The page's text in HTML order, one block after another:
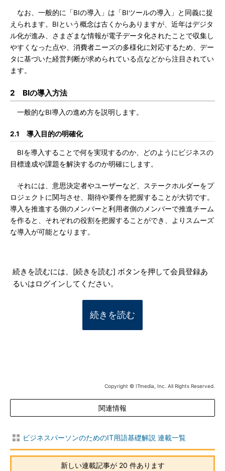
なお、一般的に「BIの導入」は「BIツールの導入」と同義に捉
えられます。BIという概念は古くからありますが、近年はデジタ
ル化が進み、さまざまな情報が電子データ化されたことで収集し
やすくなった点や、消費者ニーズの多様化に対応するため、デー
タに基づいた経営判断が求められている点などから注目されてい
ます。
2 BIの導入方法
一般的なBI導入の進め方を説明します。
2.1 導入目的の明確化
BIを導入することで何を実現するのか、どのようにビジネスの
目標達成や課題を解決するのか明確にします。
それには、意思決定者やユーザーなど、ステークホルダーをプ
ロジェクトに関与させ、期待や要件を把握することが大切です。
導入を推進する側のメンバーと利用者側のメンバーで推進チーム
を作ると、それぞれの役割を把握することができ、よりスムーズ
な導入が可能となります。
続きを読むには、[続きを読む] ボタンを押して会員登録あ
るいはログインしてください。
続きを読む
Copyright © ITmedia, Inc. All Rights Reserved.
関連情報
ビジネスパーソンのためのIT用語基礎解説 連載一覧
新しい連載記事が 20 件あります